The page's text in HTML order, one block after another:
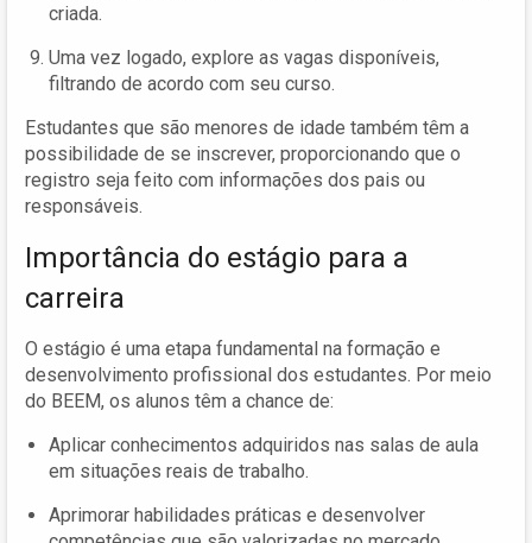
criada.
Uma vez logado, explore as vagas disponíveis,
filtrando de acordo com seu curso.
Estudantes que são menores de idade também têm a
possibilidade de se inscrever, proporcionando que o
registro seja feito com informações dos pais ou
responsáveis.
Importância do estágio para a
carreira
O estágio é uma etapa fundamental na formação e
desenvolvimento profissional dos estudantes. Por meio
do BEEM, os alunos têm a chance de:
Aplicar conhecimentos adquiridos nas salas de aula
em situações reais de trabalho.
Aprimorar habilidades práticas e desenvolver